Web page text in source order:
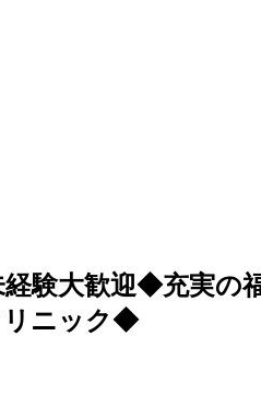
経験大歓迎◆充実
リニック◆